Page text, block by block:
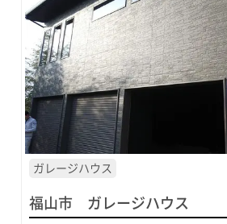
ガレージハウス
福山市 ガレージハウス